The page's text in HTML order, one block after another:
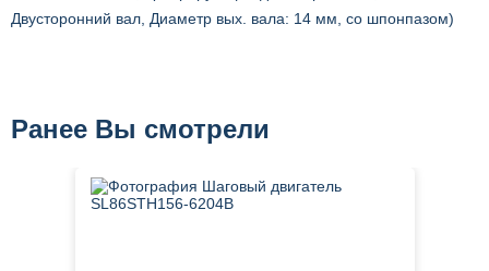
Двусторонний вал, Диаметр вых. вала: 14 мм, со шпонпазом)
Ранее Вы смотрели